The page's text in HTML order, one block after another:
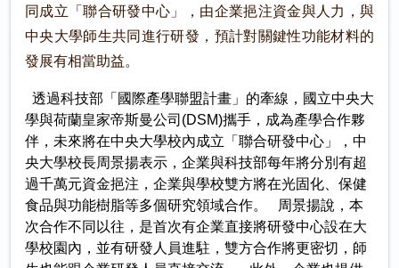
同成立「聯合研發中心」，由企業挹注資金與人力，與
中央大學師生共同進行研發，預計對關鍵性功能材料的
發展有相當助益。
透過科技部「國際產學聯盟計畫」的牽線，國立中央大
學與荷蘭皇家帝斯曼公司(DSM)攜手，成為產學合作夥
伴，未來將在中央大學校內成立「聯合研發中心」，中
央大學校長周景揚表示，企業與科技部每年將分別有超
過千萬元資金挹注，企業與學校雙方將在光固化、保健
食品與功能樹脂等多個研究領域合作。 周景揚說，本
次合作不同以往，是首次有企業直接將研發中心設在大
學校園內，並有研發人員進駐，雙方合作將更密切，師